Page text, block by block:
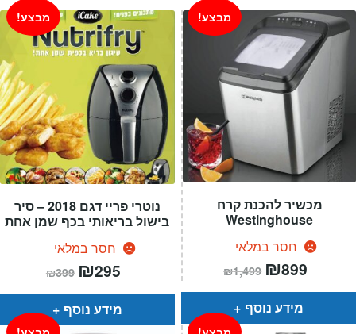
נוטרי פריי דגם 2018 – סיר
בישול בריאותי בכף שמן אחת
חסר במלאי
מבצע!
₪399 המחיר
המקורי
היה:
₪399.
₪295
הוא:
מידע נוסף
מכשיר להכנת קרח
Westinghouse
חסר במלאי
מבצע!
₪1,499 המחיר
המקורי
היה:
₪899
הוא:
מידע נוסף